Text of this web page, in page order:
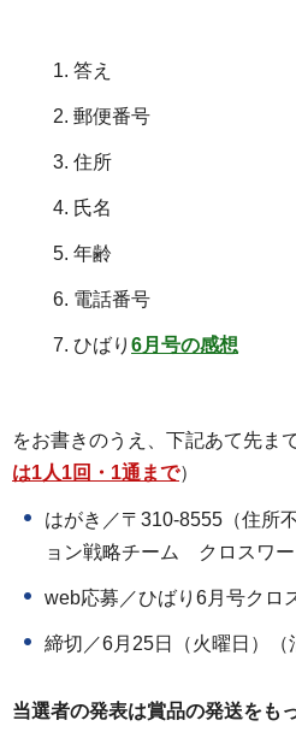
答え
郵便番号
住所
氏名
年齢
電話番号
ひばり 6月号の感想
をお書きのうえ、下記あて先ま
は1人1回・1通まで）
はがき／〒310-8555（住所不
ョン戦略チーム
クロスワ
web応募／ひばり6月号クロ
締切／6月25日（火曜日）（
当選者の発表は賞品の発送をも